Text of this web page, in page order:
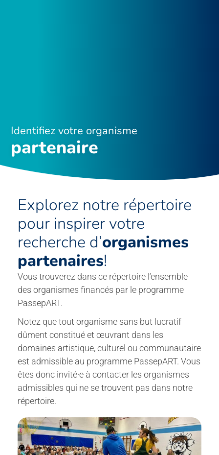
Identifiez votre organisme
partenaire
Explorez notre répertoire
pour inspirer votre
recherche d’organismes
partenaires!
Vous trouverez dans ce répertoire l’ensemble
des organismes financés par le programme
PassepART.
Notez que tout organisme sans but lucratif
dûment constitué et œuvrant dans les
domaines artistique, culturel ou communautaire
est admissible au programme PassepART. Vous
êtes donc invité·e à contacter les organismes
admissibles qui ne se trouvent pas dans notre
répertoire.